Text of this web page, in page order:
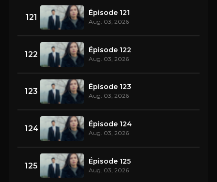
121 Épisode 121
Aug. 03, 2026
122 Épisode 122
Aug. 03, 2026
123 Épisode 123
Aug. 03, 2026
124 Épisode 124
Aug. 03, 2026
125 Épisode 125
Aug. 03, 2026